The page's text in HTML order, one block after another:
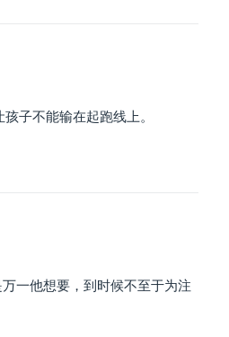
子不能输在起跑线上。
一他想要，到时候不至于为注